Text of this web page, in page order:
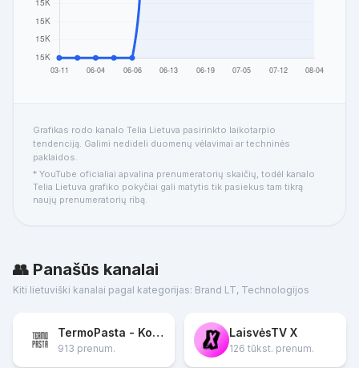
Grafikas rodo kanalo Telia Lietuva pasirinkto laikotarpio
tendenciją. Galimi nedideli duomenų vėlavimai ar techninės
paklaidos.
* YouTube oficialiai apvalina prenumeratorių skaičių, todėl kanalo
Telia Lietuva grafiko pokyčiai gali matytis tik pasiekus tam tikrą
naujų prenumeratorių ribą.
👥 Panašūs kanalai
Kiti lietuviški kanalai pagal kategorijas: Brand LT, Technologijos
TermoPasta - Kompiuterių remontas Vilniuje
913 prenum.
LaisvėsTV X
126 tūkst. prenum.